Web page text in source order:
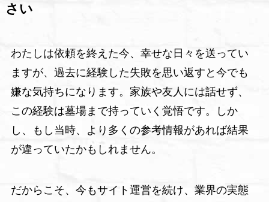
さい
わたしは依頼を終えた今、幸せな日々を送ってい
ますが、過去に経験した失敗を思い返すと今でも
嫌な気持ちになります。家族や友人には話せず、
この経験は墓場まで持っていく覚悟です。しか
し、もし当時、より多くの参考情報があれば結果
が違っていたかもしれません。
だからこそ、今もサイト運営を続け、業界の実態